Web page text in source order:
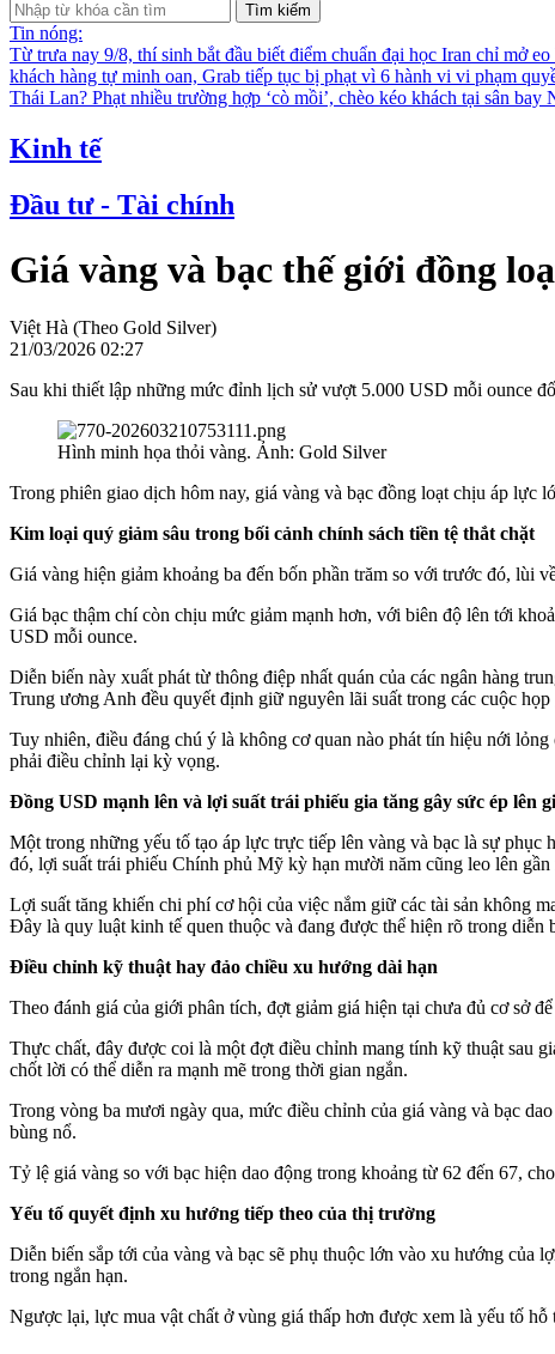
Tìm kiếm
Tin nóng:
Từ trưa nay 9/8, thí sinh bắt đầu biết điểm chuẩn đại học Iran chỉ mở
khách hàng tự minh oan, Grab tiếp tục bị phạt vì 6 hành vi vi phạm
Thái Lan? Phạt nhiều trường hợp ‘cò mồi’, chèo kéo khách tại sân bay
Kinh tế
Đầu tư - Tài chính
Giá vàng và bạc thế giới đồng
Việt Hà (Theo Gold Silver)
21/03/2026 02:27
Sau khi thiết lập những mức đỉnh lịch sử vượt 5.000 USD mỗi ounce
Hình minh họa thỏi vàng. Ảnh: Gold Silver
Trong phiên giao dịch hôm nay, giá vàng và bạc đồng loạt chịu áp lực
Kim loại quý giảm sâu trong bối cảnh chính sách tiền tệ thắt chặt
Giá vàng hiện giảm khoảng ba đến bốn phần trăm so với trước đó, lùi
Giá bạc thậm chí còn chịu mức giảm mạnh hơn, với biên độ lên tới
USD mỗi ounce.
Diễn biến này xuất phát từ thông điệp nhất quán của các ngân hàng
Trung ương Anh đều quyết định giữ nguyên lãi suất trong các cuộc họp
Tuy nhiên, điều đáng chú ý là không cơ quan nào phát tín hiệu nới
phải điều chỉnh lại kỳ vọng.
Đồng USD mạnh lên và lợi suất trái phiếu gia tăng gây sức ép lên
Một trong những yếu tố tạo áp lực trực tiếp lên vàng và bạc là sự phục
đó, lợi suất trái phiếu Chính phủ Mỹ kỳ hạn mười năm cũng leo lên gần
Lợi suất tăng khiến chi phí cơ hội của việc nắm giữ các tài sản không
Đây là quy luật kinh tế quen thuộc và đang được thể hiện rõ trong diễn
Điều chỉnh kỹ thuật hay đảo chiều xu hướng dài hạn
Theo đánh giá của giới phân tích, đợt giảm giá hiện tại chưa đủ cơ sở
Thực chất, đây được coi là một đợt điều chỉnh mang tính kỹ thuật sau
chốt lời có thể diễn ra mạnh mẽ trong thời gian ngắn.
Trong vòng ba mươi ngày qua, mức điều chỉnh của giá vàng và bạc
bùng nổ.
Tỷ lệ giá vàng so với bạc hiện dao động trong khoảng từ 62 đến 67,
Yếu tố quyết định xu hướng tiếp theo của thị trường
Diễn biến sắp tới của vàng và bạc sẽ phụ thuộc lớn vào xu hướng
trong ngắn hạn.
Ngược lại, lực mua vật chất ở vùng giá thấp hơn được xem là yếu tố